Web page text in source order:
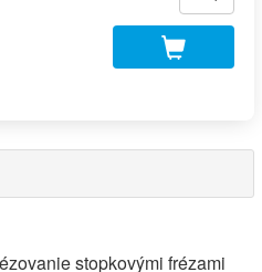
stopkovými frézami